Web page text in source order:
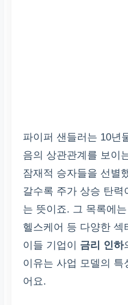
파이퍼 샌들러는 10년
음의 상관관계를 보이
잠재적 승자들을 선별
갈수록 주가 상승 탄
는 뜻이죠. 그 목록에
헬스케어 등 다양한 섹
이들 기업이 금리 인하
이유는 사업 모델의 특
어요.